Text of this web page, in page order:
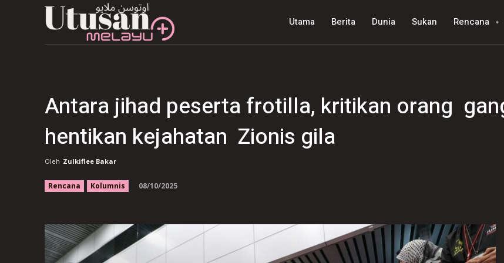
Utama Berita Dunia Sukan Rencana
Antara jihad peserta frotilla, kritikan orang
hentikan kejahatan Zionis gila
Oleh Zulkiflee Bakar
Rencana Kolumnis 08/10/2025